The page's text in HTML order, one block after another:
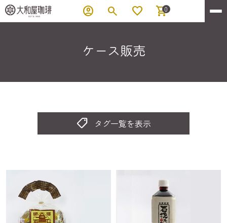
account_circle search favorite shopping_cart
0
ケース販売
shoppingmode タグ一覧を表示